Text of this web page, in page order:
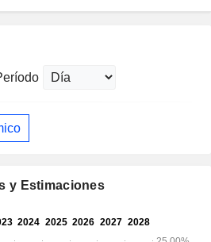
y Estimaciones